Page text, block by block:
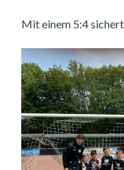
Mit einem 5:4